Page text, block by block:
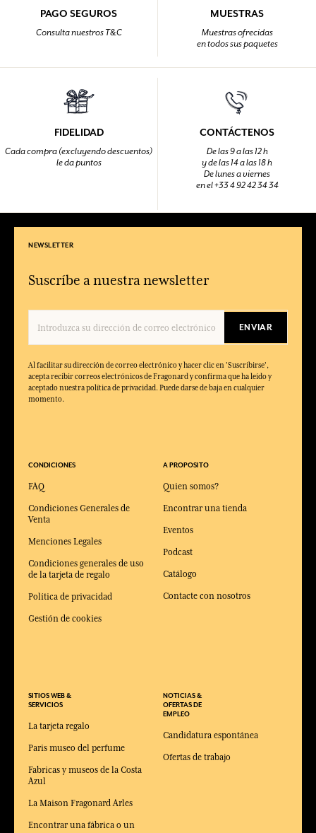
PAGO SEGUROS
Consulta nuestros T&C
MUESTRAS
Muestras ofrecidas
en todos sus paquetes
FIDELIDAD
Cada compra (excluyendo descuentos)
le da puntos
CONTÁCTENOS
De las 9 a las 12 h
y de las 14 a las 18 h
De lunes a viernes
en el +33 4 92 42 34 34
NEWSLETTER
Suscríbe a nuestra newsletter
ENVIAR
Al facilitar su dirección de correo electrónico y hacer clic en 'Suscribirse',
acepta recibir correos electrónicos de Fragonard y confirma que ha leído y
aceptado nuestra política de privacidad. Puede darse de baja en cualquier
momento.
CONDICIONES
FAQ
Condiciones Generales de
Venta
Menciones Legales
Condiciones generales de uso
de la tarjeta de regalo
Política de privacidad
Gestión de cookies
SITIOS WEB &
SERVICIOS
La tarjeta regalo
Paris museo del perfume
Fabricas y museos de la Costa
Azul
La Maison Fragonard Arles
Encontrar una fábrica o un
A PROPOSITO
Quien somos?
Encontrar una tienda
Eventos
Podcast
Catálogo
Contacte con nosotros
NOTICIAS &
OFERTAS DE
EMPLEO
Candidatura espontánea
Ofertas de trabajo